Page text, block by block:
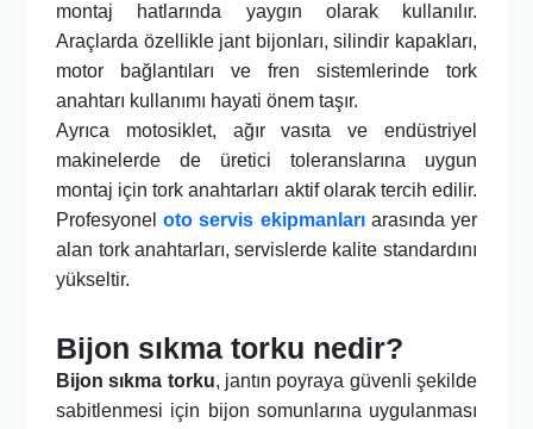
montaj hatlarında yaygın olarak kullanılır.
Araçlarda özellikle jant bijonları, silindir kapakları,
motor bağlantıları ve fren sistemlerinde tork
anahtarı kullanımı hayati önem taşır.
Ayrıca motosiklet, ağır vasıta ve endüstriyel
makinelerde de üretici toleranslarına uygun
montaj için tork anahtarları aktif olarak tercih edilir.
Profesyoneloto servis ekipmanlarıarasında yer
alan tork anahtarları, servislerde kalite standardını
yükseltir.
Bijon sıkma torku nedir?
Bijon sıkma torku, jantın poyraya güvenli şekilde
sabitlenmesi için bijon somunlarına uygulanması